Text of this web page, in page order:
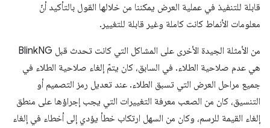
قابلة للتنفيذ في عملية العرض يمكننا من خلالها القول بالتأكيد أنّ
معلومات الأنماط كانت كاملة وغير قابلة للتغيير.
من الأمثلة الجيدة الأخرى على المشاكل التي كانت تحدث قبل BlinkNG
هي عدم صلاحية الطلاء. في السابق، كان يتمّ إلغاء صلاحية الطلاء في
جميع مراحل العرض التي تسبق الطلاء. عند تعديل رمز التصميم أو
التنسيق، كان من الصعب معرفة التغييرات التي يجب إجراؤها على منطق
إلغاء القيمة للرسم، وكان من السهل ارتكاب خطأ يؤدي إلى أخطاء في إلغاء